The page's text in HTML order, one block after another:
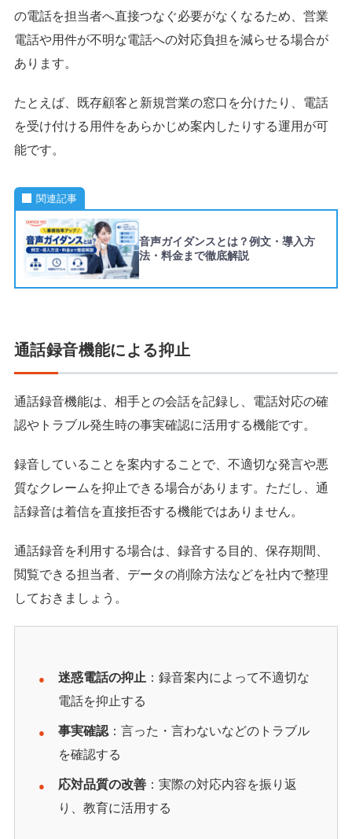
の電話を担当者へ直接つなぐ必要がなくなるため、営業
電話や用件が不明な電話への対応負担を減らせる場合が
あります。
たとえば、既存顧客と新規営業の窓口を分けたり、電話
を受け付ける用件をあらかじめ案内したりする運用が可
能です。
関連記事
音声ガイダンスとは？例文・導入方
法・料金まで徹底解説
通話録音機能による抑止
通話録音機能は、相手との会話を記録し、電話対応の確
認やトラブル発生時の事実確認に活用する機能です。
録音していることを案内することで、不適切な発言や悪
質なクレームを抑止できる場合があります。ただし、通
話録音は着信を直接拒否する機能ではありません。
通話録音を利用する場合は、録音する目的、保存期間、
閲覧できる担当者、データの削除方法などを社内で整理
しておきましょう。
迷惑電話の抑止 ：録音案内によって不適切な
電話を抑止する
事実確認：言った・言わないなどのトラブル
を確認する
応対品質の改善：実際の対応内容を振り返
り、教育に活用する